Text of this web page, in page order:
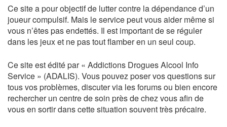
Ce site a pour objectif de lutter contre la dépendance d’un
joueur compulsif. Mais le service peut vous aider même si
vous n’êtes pas endettés. Il est important de se réguler
dans les jeux et ne pas tout flamber en un seul coup.
Ce site est édité par « Addictions Drogues Alcool Info
Service » (ADALIS). Vous pouvez poser vos questions sur
tous vos problèmes, discuter via les forums ou bien encore
rechercher un centre de soin près de chez vous afin de
vous en sortir dans cette situation souvent très précaire.